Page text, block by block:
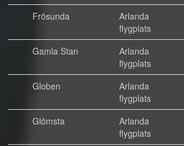
Frösunda
Arlanda
flygplats
Gamla Stan
Arlanda
flygplats
Globen
Arlanda
flygplats
Glömsta
Arlanda
flygplats